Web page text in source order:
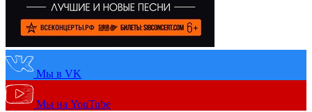
Мы в VK
Мы на YouTube